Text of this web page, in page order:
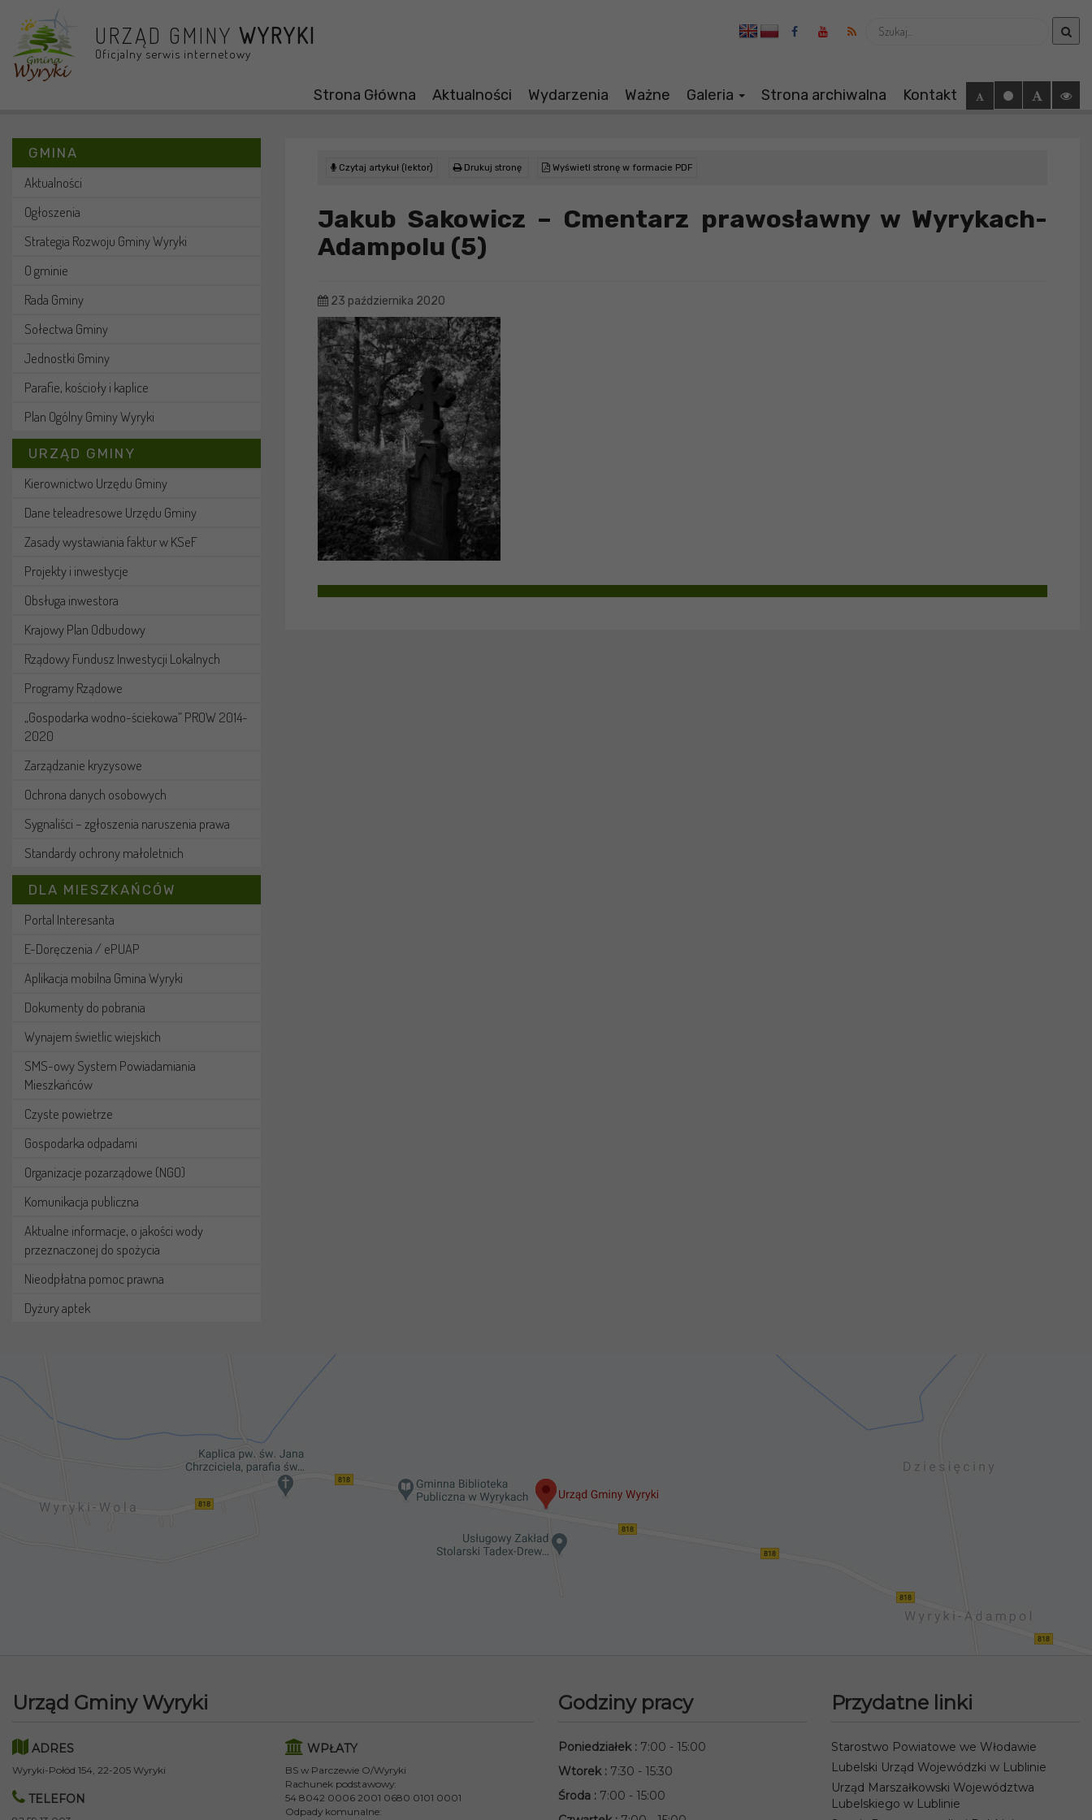
URZĄD GMINY WYRYKI
Oficjalny serwis internetowy
Wyszukaj
Strona Główna Aktualności Wydarzenia Ważne Galeria Strona archiwalna Kontakt
GMINA
Aktualności
Ogłoszenia
Strategia Rozwoju Gminy Wyryki
O gminie
Rada Gminy
Sołectwa Gminy
Jednostki Gminy
Parafie, kościoły i kaplice
Plan Ogólny Gminy Wyryki
URZĄD GMINY
Kierownictwo Urzędu Gminy
Dane teleadresowe Urzędu Gminy
Zasady wystawiania faktur w KSeF
Projekty i inwestycje
Obsługa inwestora
Krajowy Plan Odbudowy
Rządowy Fundusz Inwestycji Lokalnych
Programy Rządowe
„Gospodarka wodno-ściekowa” PROW 2014-
2020
Zarządzanie kryzysowe
Ochrona danych osobowych
Sygnaliści – zgłoszenia naruszenia prawa
Standardy ochrony małoletnich
DLA MIESZKAŃCÓW
Portal Interesanta
E-Doręczenia / ePUAP
Aplikacja mobilna Gmina Wyryki
Dokumenty do pobrania
Wynajem świetlic wiejskich
SMS-owy System Powiadamiania
Mieszkańców
Czyste powietrze
Gospodarka odpadami
Organizacje pozarządowe (NGO)
Komunikacja publiczna
Aktualne informacje, o jakości wody
przeznaczonej do spożycia
Nieodpłatna pomoc prawna
Dyżury aptek
Czytaj artykuł (lektor) Drukuj stronę Wyświetl stronę w formacie PDF
Jakub Sakowicz – Cmentarz prawosławny w Wyrykach-
Adampolu (5)
23 października 2020
Urząd Gminy Wyryki
ADRES
Wyryki-Połód 154, 22-205 Wyryki
TELEFON
WPŁATY
BS w Parczewie O/Wyryki
Rachunek podstawowy:
54 8042 0006 2001 0680 0101 0001
Odpady komunalne:
Godziny pracy
Poniedziałek: 7:00 - 15:00
Wtorek: 7:30 - 15:30
Środa : 7:00 - 15:00
Przydatne linki
Starostwo Powiatowe we Włodawie
Lubelski Urząd Wojewódzki w Lublinie
Urząd Marszałkowski Województwa
Lubelskiego w Lublinie